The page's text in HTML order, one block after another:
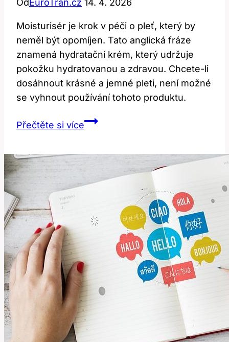
OdEuroTran.cz 14. 4. 2026
Moisturisér je krok v péči o pleť, který by
neměl být opomíjen. Tato anglická fráze
znamená hydratační krém, který udržuje
pokožku hydratovanou a zdravou. Chcete-li
dosáhnout krásné a jemné pleti, není možné
se vyhnout používání tohoto produktu.
Přečtěte si víceMoisturiser:
vysvětleno!